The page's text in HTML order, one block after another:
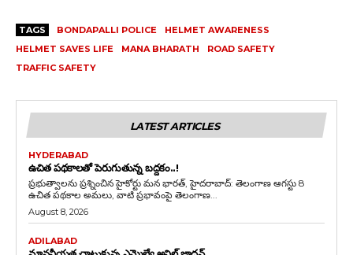
TAGS BONDAPALLI POLICE
HELMET AWARENESS
HELMET SAVES LIFE
MANA BHARATH
ROAD SAFETY
TRAFFIC SAFETY
LATEST ARTICLES
HYDERABAD
ఉచిత పథకాలతో పెరుగుతున్న బద్దకం..!
ప్రభుత్వాలను ప్రశ్నించిన హైకోర్టు మన భారత్, హైదరాబాద్: తెలంగాణ ఆగస్టు 8
ఉచిత పథకాల అమలు, వాటి ప్రభావంపై తెలంగాణ...
August 8, 2026
ADILABAD